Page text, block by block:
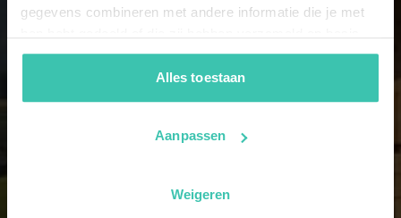
gegevens combineren met andere informatie die je met
van je gebruik van hun diensten. Zo zorgen we ervoor dat
jouw vakantiezoektocht soepel en op maat verloopt!
Alles toestaan
Aanpassen
Weigeren
9 personnes
14 maisons de vacances